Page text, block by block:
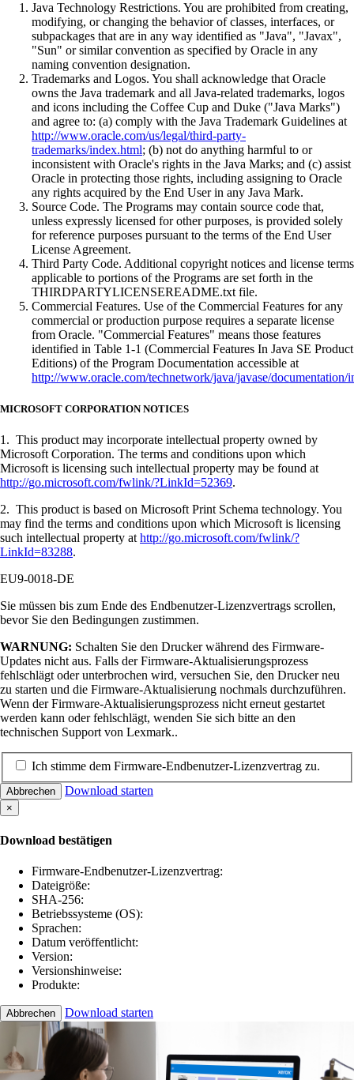
Java Technology Restrictions. You are prohibited from creating,
modifying, or changing the behavior of classes, interfaces, or
subpackages that are in any way identified as "Java", "Javax",
"Sun" or similar convention as specified by Oracle in any
naming convention designation.
Trademarks and Logos. You shall acknowledge that Oracle
owns the Java trademark and all Java-related trademarks, logos
and icons including the Coffee Cup and Duke ("Java Marks")
and agree to: (a) comply with the Java Trademark Guidelines at
http://www.oracle.com/us/legal/third-party-
trademarks/index.html; (b) not do anything harmful to or
inconsistent with Oracle's rights in the Java Marks; and (c) assist
Oracle in protecting those rights, including assigning to Oracle
any rights acquired by the End User in any Java Mark.
Source Code. The Programs may contain source code that,
unless expressly licensed for other purposes, is provided solely
for reference purposes pursuant to the terms of the End User
License Agreement.
Third Party Code. Additional copyright notices and license terms
applicable to portions of the Programs are set forth in the
THIRDPARTYLICENSEREADME.txt file.
Commercial Features. Use of the Commercial Features for any
commercial or production purpose requires a separate license
from Oracle. "Commercial Features" means those features
identified in Table 1-1 (Commercial Features In Java SE Product
Editions) of the Program Documentation accessible at
http://www.oracle.com/technetwork/java/javase/documentation/
MICROSOFT CORPORATION NOTICES
1. This product may incorporate intellectual property owned by
Microsoft Corporation. The terms and conditions upon which
Microsoft is licensing such intellectual property may be found at
http://go.microsoft.com/fwlink/?LinkId=52369.
2. This product is based on Microsoft Print Schema technology. You
may find the terms and conditions upon which Microsoft is licensing
such intellectual property at http://go.microsoft.com/fwlink/?
LinkId=83288.
EU9-0018-DE
Sie müssen bis zum Ende des Endbenutzer-Lizenzvertrags scrollen,
bevor Sie den Bedingungen zustimmen.
WARNUNG: Schalten Sie den Drucker während des Firmware-
Updates nicht aus. Falls der Firmware-Aktualisierungsprozess
fehlschlägt oder unterbrochen wird, versuchen Sie, den Drucker neu
zu starten und die Firmware-Aktualisierung nochmals durchzuführen.
Wenn der Firmware-Aktualisierungsprozess nicht erneut gestartet
werden kann oder fehlschlägt, wenden Sie sich bitte an den
technischen Support von Lexmark..
Ich stimme dem Firmware-Endbenutzer-Lizenzvertrag zu.
Abbrechen Download starten
×
Download bestätigen
Firmware-Endbenutzer-Lizenzvertrag:
Dateigröße:
SHA-256:
Betriebssysteme (OS):
Sprachen:
Datum veröffentlicht:
Version:
Versionshinweise:
Produkte:
Abbrechen Download starten